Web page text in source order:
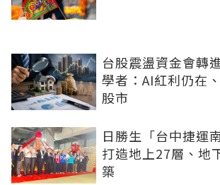
台股震盪資金會轉
學者：AI紅利仍在
股市
日勝生「台中捷運
打造地上27層、地
築